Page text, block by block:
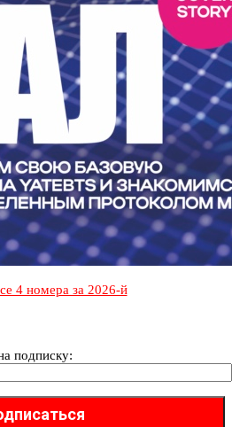
4 номера за 2026-й
подписку: